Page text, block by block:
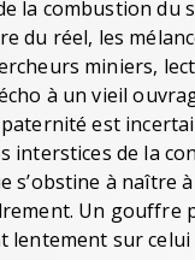
la combustion du
du réel, les
miniers,
à un vieil
est
interstices de la
s’obstine à naître
Un gouffre
lentement sur celui